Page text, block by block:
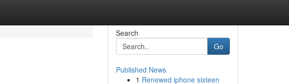
Search
Go
Published News
1 Renewed iphone sixteen